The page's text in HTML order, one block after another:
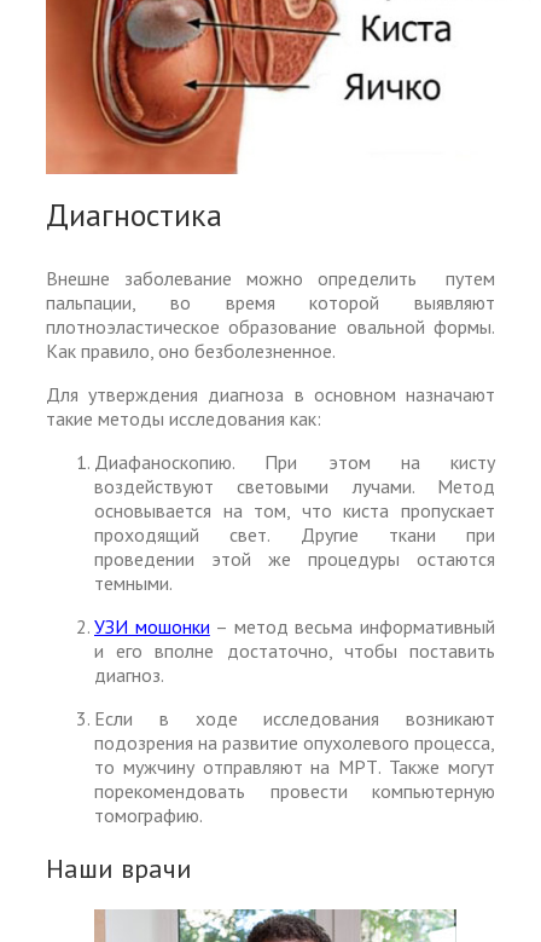
Диагностика
Внешне заболевание можно определить путем
пальпации, во время которой выявляют
плотноэластическое образование овальной формы.
Как правило, оно безболезненное.
Для утверждения диагноза в основном назначают
такие методы исследования как:
Диафаноскопию. При этом на кисту
воздействуют световыми лучами. Метод
основывается на том, что киста пропускает
проходящий свет. Другие ткани при
проведении этой же процедуры остаются
темными.
УЗИ мошонки – метод весьма информативный
и его вполне достаточно, чтобы поставить
диагноз.
Если в ходе исследования возникают
подозрения на развитие опухолевого процесса,
то мужчину отправляют на МРТ. Также могут
порекомендовать провести компьютерную
томографию.
Наши врачи